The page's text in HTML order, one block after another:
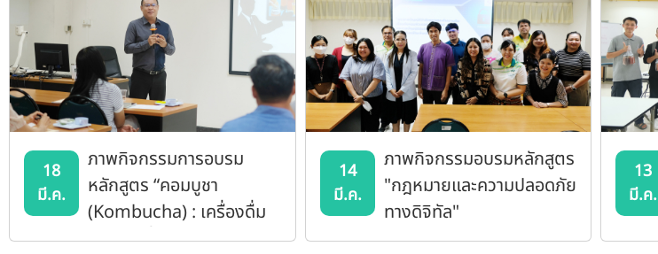
18
มี.ค.
ภาพกิจกรรมการอบรม
หลักสูตร “คอมบูชา
(Kombucha) : เครื่องดื่ม
ชาหมักเพื่อสุขภาพ”
14
มี.ค.
ภาพกิจกรรมอบรมหลักสูตร
"กฎหมายและความปลอดภัย
ทางดิจิทัล"
13
มี.ค.